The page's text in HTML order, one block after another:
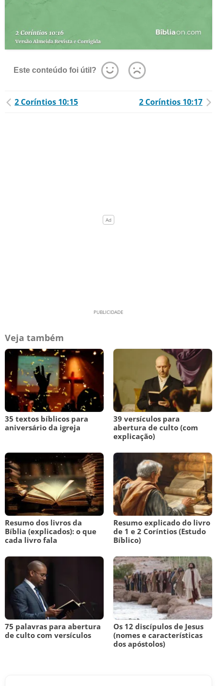
Este conteúdo foi útil?
2 Coríntios 10:15 2 Coríntios 10:17
Veja também
35 textos bíblicos para
aniversário da igreja
39 versículos para
abertura de culto (com
explicação)
Resumo dos livros da
Bíblia (explicados): o que
cada livro fala
Resumo explicado do livro
de 1 e 2 Coríntios (Estudo
Bíblico)
75 palavras para abertura
de culto com versículos
Os 12 discípulos de Jesus
(nomes e características
dos apóstolos)